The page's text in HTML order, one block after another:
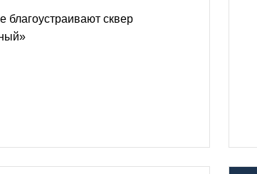
благоустраивают сквер